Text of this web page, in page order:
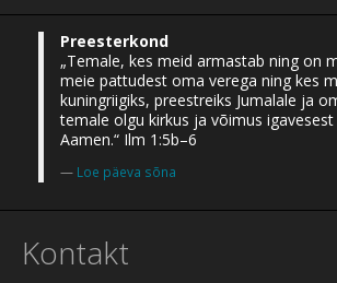
Preesterkond
„Temale, kes meid armastab ning on
meie pattudest oma verega ning kes
kuningriigiks, preestreiks Jumalale ja
temale olgu kirkus ja võimus
Aamen.“ Ilm 1:5b–6
Loe päeva sõna
Kontakt